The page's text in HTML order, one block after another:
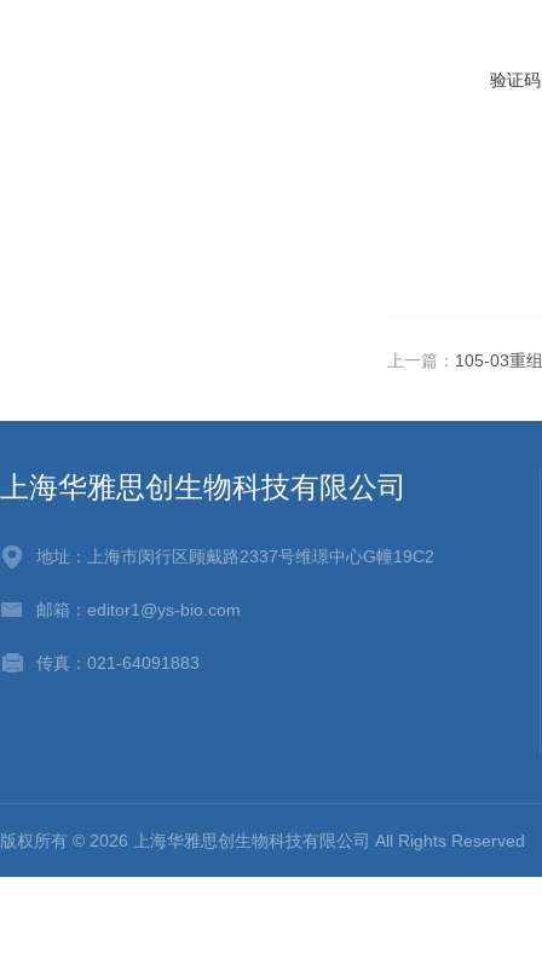
验证
上一篇： 105-03重
上海华雅思创生物科技有限公司
地址：上海市闵行区顾戴路2337号维璟中心G幢19C2
邮箱：editor1@ys-bio.com
传真：021-64091883
版权所有 © 2026 上海华雅思创生物科技有限公司 All Rights